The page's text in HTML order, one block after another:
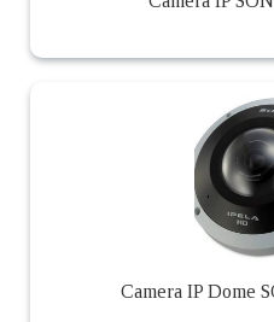
Camera IP Dome